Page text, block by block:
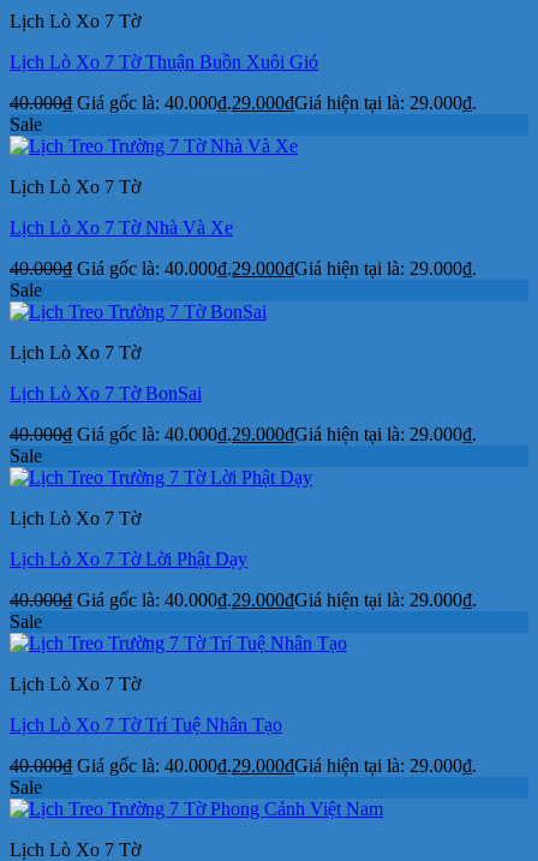
Lịch Lò Xo 7 Tờ
Lịch Lò Xo 7 Tờ Thuận Buồn Xuôi Gió
40.000₫ Giá gốc là: 40.000₫.29.000₫Giá hiện tại là: 29.000₫.
Sale
Lịch Lò Xo 7 Tờ
Lịch Lò Xo 7 Tờ Nhà Và Xe
40.000₫ Giá gốc là: 40.000₫.29.000₫Giá hiện tại là: 29.000₫.
Sale
Lịch Lò Xo 7 Tờ
Lịch Lò Xo 7 Tờ BonSai
40.000₫ Giá gốc là: 40.000₫.29.000₫Giá hiện tại là: 29.000₫.
Sale
Lịch Lò Xo 7 Tờ
Lịch Lò Xo 7 Tờ Lời Phật Dạy
40.000₫ Giá gốc là: 40.000₫.29.000₫Giá hiện tại là: 29.000₫.
Sale
Lịch Lò Xo 7 Tờ
Lịch Lò Xo 7 Tờ Trí Tuệ Nhân Tạo
40.000₫ Giá gốc là: 40.000₫.29.000₫Giá hiện tại là: 29.000₫.
Sale
Lịch Lò Xo 7 Tờ